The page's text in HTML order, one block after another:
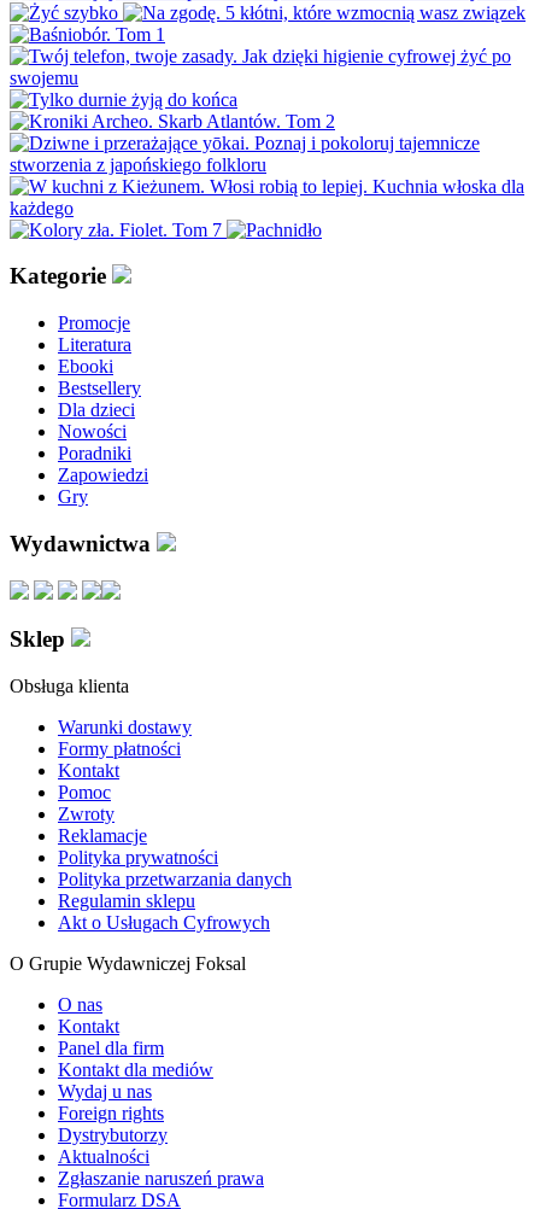
Kategorie
Promocje
Literatura
Ebooki
Bestsellery
Dla dzieci
Nowości
Poradniki
Zapowiedzi
Gry
Wydawnictwa
Sklep
Obsługa klienta
Warunki dostawy
Formy płatności
Kontakt
Pomoc
Zwroty
Reklamacje
Polityka prywatności
Polityka przetwarzania danych
Regulamin sklepu
Akt o Usługach Cyfrowych
O Grupie Wydawniczej Foksal
O nas
Kontakt
Panel dla firm
Kontakt dla mediów
Wydaj u nas
Foreign rights
Dystrybutorzy
Aktualności
Zgłaszanie naruszeń prawa
Formularz DSA